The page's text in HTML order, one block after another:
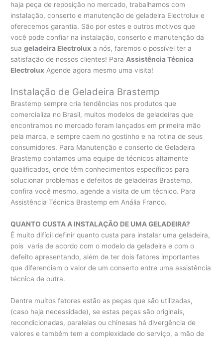
haja peça de reposição no mercado, trabalhamos com
instalação, conserto e manutenção de geladeira Electrolux e
oferecemos garantia. São por estes e outros motivos que
você pode confiar na instalação, conserto e manutenção da
suageladeira Electrolux a nós, faremos o possível ter a
satisfação de nossos clientes! Para Assistência Técnica
Electrolux Agende agora mesmo uma visita!
Instalação de Geladeira Brastemp
Brastemp sempre cria tendências nos produtos que
comercializa no Brasil, muitos modelos de geladeiras que
encontramos no mercado foram lançados em primeira mão
pela marca, e sempre caem no gostinho e na rotina de seus
consumidores. Para Manutenção e conserto de Geladeira
Brastemp contamos uma equipe de técnicos altamente
qualificados, onde têm conhecimentos específicos para
solucionar problemas e defeitos de geladeiras Brastemp,
confira você mesmo, agende a visita de um técnico. Para
Assistência Técnica Brastemp em Anália Franco.
QUANTO CUSTA A INSTALAÇÃO DE UMA GELADEIRA?
É muito difícil definir quanto custa para instalar uma geladeira,
pois varia de acordo com o modelo da geladeira e com o
defeito apresentando, além de ter dois fatores importantes
que diferenciam o valor de um conserto entre uma assistência
técnica de outra.
Dentre muitos fatores estão as peças que são utilizadas,
(caso haja necessidade), se estas peças são originais,
recondicionadas, paralelas ou chinesas há divergência de
valores e também tem a complexidade do serviço, a mão de